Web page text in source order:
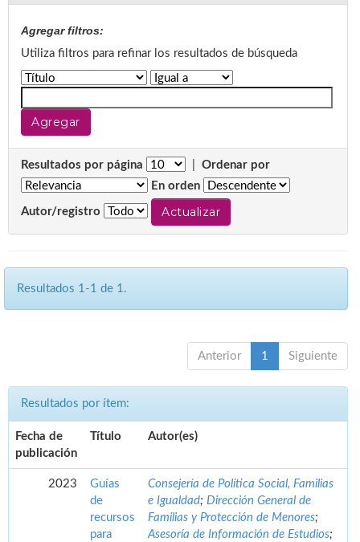
Agregar filtros:
Utiliza filtros para refinar los resultados de búsqueda
Resultados por página
Ordenar por
En orden
Autor/registro
Resultados 1-1 de 1.
Anterior 1 Siguiente
Resultados por ítem:
Fecha de
publicación
Título Autor(es)
2023
Guías
de
recursos
para
Consejería de Política Social, Familias
e Igualdad; Dirección General de
Familias y Protección de Menores;
Asesoría de Información de Estudios;